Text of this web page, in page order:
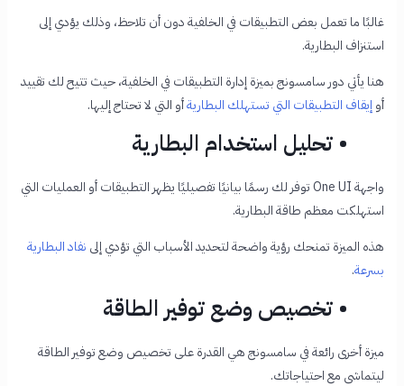
غالبًا ما تعمل بعض التطبيقات في الخلفية دون أن تلاحظ، وذلك يؤدي إلى
استنزاف البطارية.
هنا يأتي دور سامسونج بميزة إدارة التطبيقات في الخلفية، حيث تتيح لك تقييد
أو إيقاف التطبيقات التي تستهلك البطاريةأو التي لا تحتاج إليها.
• تحليل استخدام البطارية
واجهة One UI توفر لك رسمًا بيانيًا تفصيليًا يظهر التطبيقات أو العمليات التي
استهلكت معظم طاقة البطارية.
هذه الميزة تمنحك رؤية واضحة لتحديد الأسباب التي تؤدي إلى نفاد البطارية
بسرعة.
• تخصيص وضع توفير الطاقة
ميزة أخرى رائعة في سامسونج هي القدرة على تخصيص وضع توفير الطاقة
ليتماشى مع احتياجاتك.